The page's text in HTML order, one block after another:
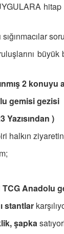
2
gemisi gezisi
Yazısından )
halkın
TCG Anadolu
stantlar
şapka